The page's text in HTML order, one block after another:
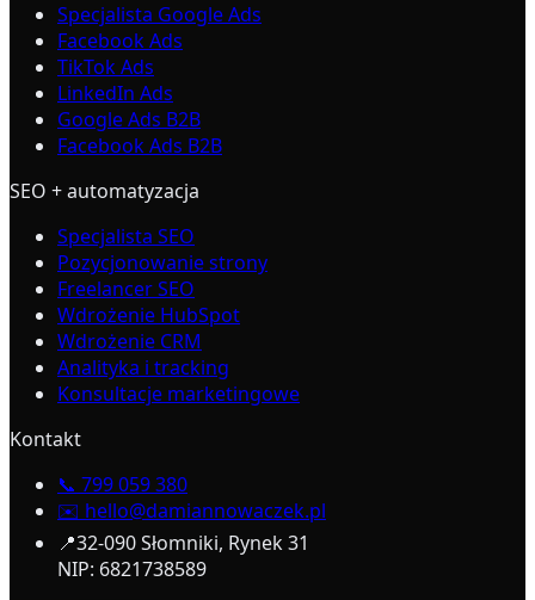
Specjalista Google Ads
Facebook Ads
TikTok Ads
LinkedIn Ads
Google Ads B2B
Facebook Ads B2B
SEO + automatyzacja
Specjalista SEO
Pozycjonowanie strony
Freelancer SEO
Wdrożenie HubSpot
Wdrożenie CRM
Analityka i tracking
Konsultacje marketingowe
Kontakt
📞 799 059 380
✉️ hello@damiannowaczek.pl
📍32-090 Słomniki, Rynek 31
NIP: 6821738589